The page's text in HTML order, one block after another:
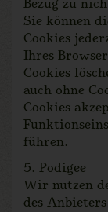
Bezug zu
Sie können
Cookies
Ihres
Cookies
auch ohne
Cookies
führen.
5. Podigee
Wir nutzen
des